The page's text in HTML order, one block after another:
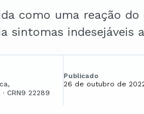
sintomas indesejáveis
CRN9 22289
Publicado
26 de outubro de